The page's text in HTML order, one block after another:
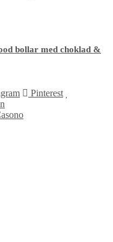
bollar med choklad &
Pinterest